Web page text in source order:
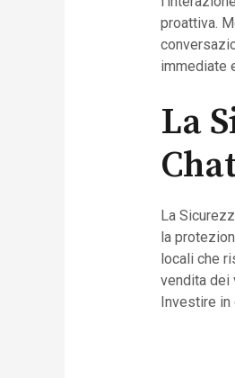
proattiva.
immediate
La
La
la
locali che
vendita dei
Investire in